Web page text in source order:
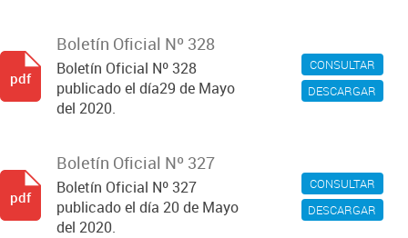
CONSULTAR
DESCARGAR
Boletín Oficial Nº 328
Boletín Oficial Nº 328
publicado el día29 de Mayo
del 2020.
pdf
CONSULTAR
DESCARGAR
Boletín Oficial Nº 327
Boletín Oficial Nº 327
publicado el día 20 de Mayo
del 2020.
pdf